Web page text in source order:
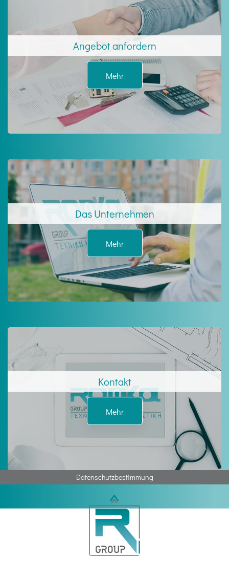
Angebot anfordern
Mehr
Das Unternehmen
Mehr
Kontakt
Mehr
Datenschutzbestimmung